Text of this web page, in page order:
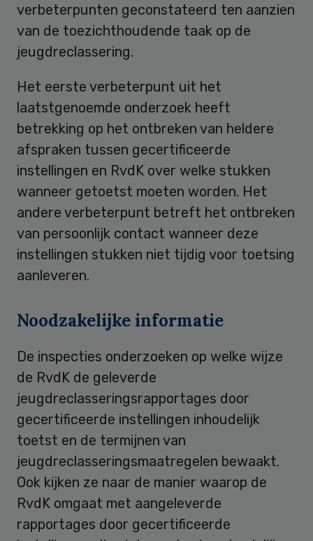
verbeterpunten geconstateerd ten aanzien
van de toezichthoudende taak op de
jeugdreclassering.
Het eerste verbeterpunt uit het
laatstgenoemde onderzoek heeft
betrekking op het ontbreken van heldere
afspraken tussen gecertificeerde
instellingen en RvdK over welke stukken
wanneer getoetst moeten worden. Het
andere verbeterpunt betreft het ontbreken
van persoonlijk contact wanneer deze
instellingen stukken niet tijdig voor toetsing
aanleveren.
Noodzakelijke informatie
De inspecties onderzoeken op welke wijze
de RvdK de geleverde
jeugdreclasseringsrapportages door
gecertificeerde instellingen inhoudelijk
toetst en de termijnen van
jeugdreclasseringsmaatregelen bewaakt.
Ook kijken ze naar de manier waarop de
RvdK omgaat met aangeleverde
rapportages door gecertificeerde